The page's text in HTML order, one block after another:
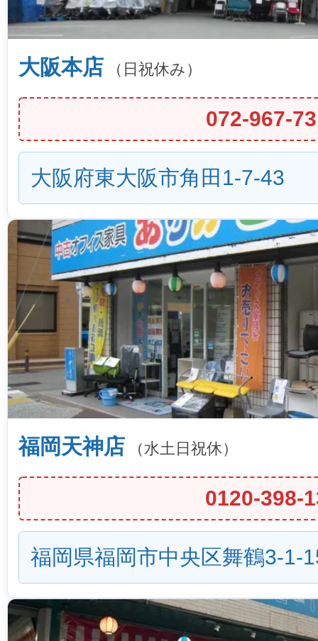
大阪本店 （日祝休み）
072-967-
大阪府東大阪市角田1-7-43
福岡天神店 （水土日祝休）
0120-398-
福岡県福岡市中央区舞鶴3-1-